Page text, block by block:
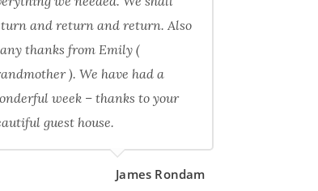
and return and return. Also
thanks from Emily (
). We have had a
week – thanks to your
guest house.
James Rondam